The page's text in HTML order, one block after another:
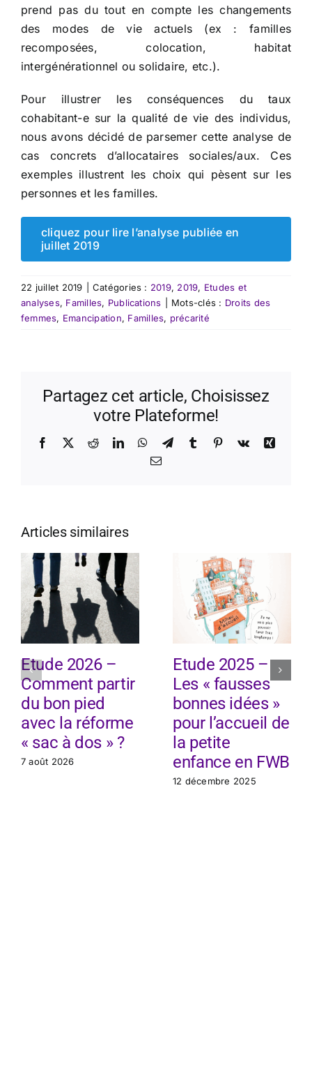
prend pas du tout en compte les changements
des modes de vie actuels (ex : familles
recomposées, colocation, habitat
intergénérationnel ou solidaire, etc.).
Pour illustrer les conséquences du taux
cohabitant-e sur la qualité de vie des individus,
nous avons décidé de parsemer cette analyse de
cas concrets d’allocataires sociales/aux. Ces
exemples illustrent les choix qui pèsent sur les
personnes et les familles.
cliquez pour lire l’analyse publiée en
juillet 2019
22 juillet 2019 Catégories : 2019, 2019, Etudes et
analyses, Familles, Publications Mots-clés : Droits des
femmes, Emancipation, Familles, précarité
Partagez cet article, Choisissez
votre Plateforme!
Facebook
X RedditLinkedInWhatsApp
TelegramTumblr Pinterest
Vk
Xing
Email
Articles similaires
Etude 2026 –
Comment partir
du bon pied
avec la réforme
« sac à dos » ?
7 août 2026
Etude 2025 –
Les « fausses
bonnes idées »
pour l’accueil de
la petite
enfance en FWB
12 décembre 2025